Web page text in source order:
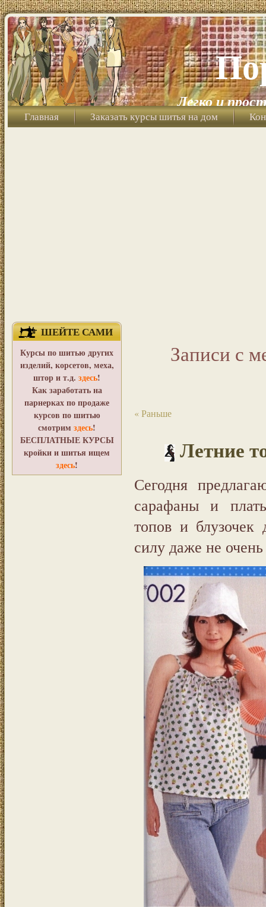
Легко и
Главная Заказать курсы шитья на дом
ШЕЙТЕ САМИ
Курсы по шитью других
изделий, корсетов, меха,
штор и т.д. здесь!
Как заработать на
парнерках по продаже
курсов по шитью
смотрим здесь!
БЕСПЛАТНЫЕ КУРСЫ
кройки и шитья ищем
здесь!
Записи с
« Раньше
Летние
Сегодня
сарафаны и
топов и
силу даже не